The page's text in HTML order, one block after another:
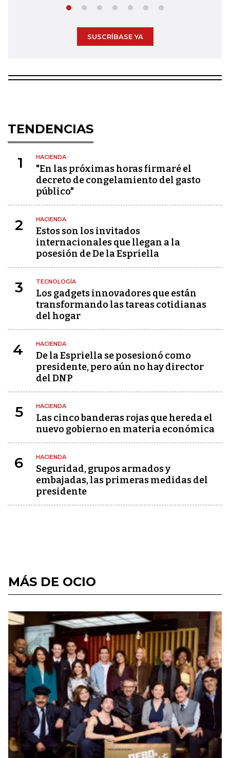
SUSCRÍBASE YA
TENDENCIAS
1 HACIENDA
"En las próximas horas firmaré el
decreto de congelamiento del gasto
público"
2 HACIENDA
Estos son los invitados
internacionales que llegan a la
posesión de De la Espriella
3 TECNOLOGÍA
Los gadgets innovadores que están
transformando las tareas cotidianas
del hogar
4 HACIENDA
De la Espriella se posesionó como
presidente, pero aún no hay director
del DNP
5 HACIENDA
Las cinco banderas rojas que hereda el
nuevo gobierno en materia económica
6 HACIENDA
Seguridad, grupos armados y
embajadas, las primeras medidas del
presidente
MÁS DE OCIO